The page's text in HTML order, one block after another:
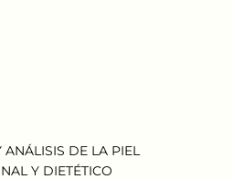
DE LA PIEL
Y DIETÉTICO